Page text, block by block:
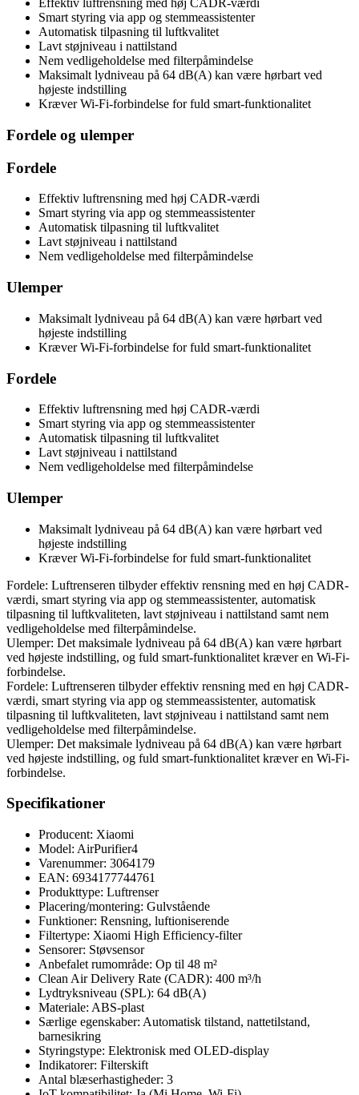
Effektiv luftrensning med høj CADR-værdi
Smart styring via app og stemmeassistenter
Automatisk tilpasning til luftkvalitet
Lavt støjniveau i nattilstand
Nem vedligeholdelse med filterpåmindelse
Maksimalt lydniveau på 64 dB(A) kan være hørbart ved
højeste indstilling
Kræver Wi-Fi-forbindelse for fuld smart-funktionalitet
Fordele og ulemper
Fordele
Effektiv luftrensning med høj CADR-værdi
Smart styring via app og stemmeassistenter
Automatisk tilpasning til luftkvalitet
Lavt støjniveau i nattilstand
Nem vedligeholdelse med filterpåmindelse
Ulemper
Maksimalt lydniveau på 64 dB(A) kan være hørbart ved
højeste indstilling
Kræver Wi-Fi-forbindelse for fuld smart-funktionalitet
Fordele
Effektiv luftrensning med høj CADR-værdi
Smart styring via app og stemmeassistenter
Automatisk tilpasning til luftkvalitet
Lavt støjniveau i nattilstand
Nem vedligeholdelse med filterpåmindelse
Ulemper
Maksimalt lydniveau på 64 dB(A) kan være hørbart ved
højeste indstilling
Kræver Wi-Fi-forbindelse for fuld smart-funktionalitet
Fordele: Luftrenseren tilbyder effektiv rensning med en høj CADR-
værdi, smart styring via app og stemmeassistenter, automatisk
tilpasning til luftkvaliteten, lavt støjniveau i nattilstand samt nem
vedligeholdelse med filterpåmindelse.
Ulemper: Det maksimale lydniveau på 64 dB(A) kan være hørbart
ved højeste indstilling, og fuld smart-funktionalitet kræver en Wi-Fi-
forbindelse.
Fordele: Luftrenseren tilbyder effektiv rensning med en høj CADR-
værdi, smart styring via app og stemmeassistenter, automatisk
tilpasning til luftkvaliteten, lavt støjniveau i nattilstand samt nem
vedligeholdelse med filterpåmindelse.
Ulemper: Det maksimale lydniveau på 64 dB(A) kan være hørbart
ved højeste indstilling, og fuld smart-funktionalitet kræver en Wi-Fi-
forbindelse.
Specifikationer
Producent: Xiaomi
Model: AirPurifier4
Varenummer: 3064179
EAN: 6934177744761
Produkttype: Luftrenser
Placering/montering: Gulvstående
Funktioner: Rensning, luftioniserende
Filtertype: Xiaomi High Efficiency-filter
Sensorer: Støvsensor
Anbefalet rumområde: Op til 48 m²
Clean Air Delivery Rate (CADR): 400 m³/h
Lydtryksniveau (SPL): 64 dB(A)
Materiale: ABS-plast
Særlige egenskaber: Automatisk tilstand, nattetilstand,
barnesikring
Styringstype: Elektronisk med OLED-display
Indikatorer: Filterskift
Antal blæserhastigheder: 3